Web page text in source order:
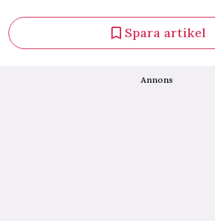
Spara artikel
Annons